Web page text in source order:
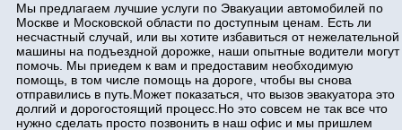
Мы предлагаем лучшие услуги по Эвакуации автомобилей по
Москве и Московской области по доступным ценам. Есть ли
несчастный случай, или вы хотите избавиться от нежелательной
машины на подъездной дорожке, наши опытные водители могут
помочь. Мы приедем к вам и предоставим необходимую
помощь, в том числе помощь на дороге, чтобы вы снова
отправились в путь.Может показаться, что вызов эвакуатора это
долгий и дорогостоящий процесс.Но это совсем не так все что
нужно сделать просто позвонить в наш офис и мы пришлем